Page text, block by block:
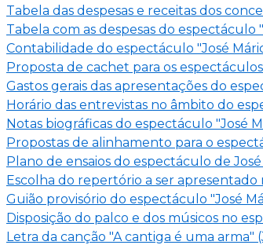
Tabela das despesas e receitas dos
Tabela com as despesas do espectáculo
Contabilidade do espectáculo "José
Proposta de cachet para os
Gastos gerais das apresentações do
Horário das entrevistas no âmbito do
Notas biográficas do espectáculo "José
Propostas de alinhamento para o
Plano de ensaios do espectáculo de José
Escolha do repertório a ser apresentado
Guião provisório do espectáculo "José
Disposição do palco e dos músicos no
Letra da canção "A cantiga é uma arma"